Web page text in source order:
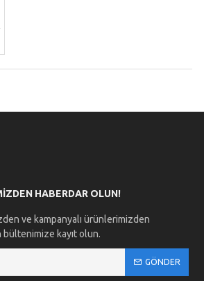
HABERDAR OLUN!
ve kampanyalı ürünlerimizden
bültenimize kayıt olun.
GÖNDER